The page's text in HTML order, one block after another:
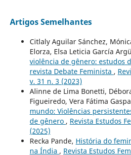
Artigos Semelhantes
Citlaly Aguilar Sánchez,
Elorza, Elsa Leticia García
violência de gênero: estudos
revista Debate Feminista ,
v. 31 n. 3 (2023)
Alinne de Lima Bonetti,
Figueiredo, Vera Fátima
mundo: Violências
de gênero , Revista Estudos
(2025)
Recka Pande, História do
na Índia , Revista Estudos